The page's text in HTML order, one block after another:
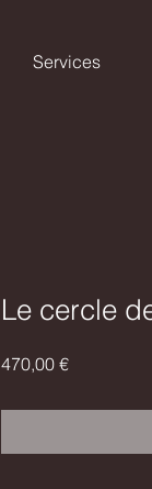
Services
Le cercle
470,00 €Prix